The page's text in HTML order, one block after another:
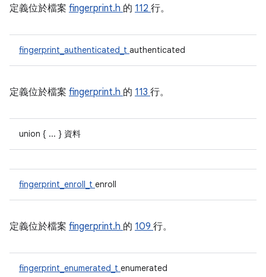
定義位於檔案 fingerprint.h 的 112 行。
fingerprint_authenticated_t authenticated
定義位於檔案 fingerprint.h 的 113 行。
union { ... } 資料
fingerprint_enroll_t enroll
定義位於檔案 fingerprint.h 的 109 行。
fingerprint_enumerated_t enumerated